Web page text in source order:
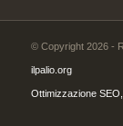
© Copyright 2026 -
ilpalio.org
Ottimizzazione